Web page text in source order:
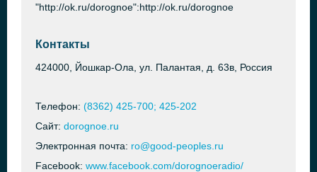
"http://ok.ru/dorognoe":http://ok.ru/dorognoe
Контакты
424000, Йошкар-Ола, ул. Палантая, д. 63в, Россия
Телефон: (8362) 425-700; 425-202
Сайт: dorognoe.ru
Электронная почта: ro@good-peoples.ru
Facebook: www.facebook.com/dorognoeradio/